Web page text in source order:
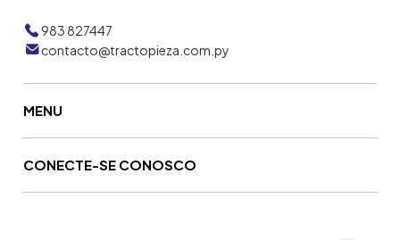
983 827447
contacto@tractopieza.com.py
MENU
CONECTE-SE CONOSCO